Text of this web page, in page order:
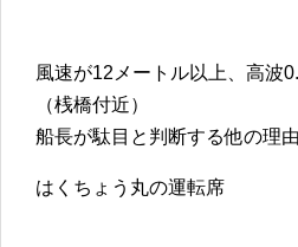
風速が12メートル以上、高波
（桟橋付近）
船長が駄目と判断する他の理
はくちょう丸の運転席